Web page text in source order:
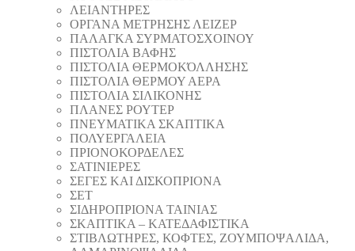
ΛΕΙΑΝΤΗΡEΣ
ΟΡΓΑΝΑ ΜΕΤΡΗΣΗΣ ΛΕΙΖΕΡ
ΠΑΛΑΓΚΑ ΣΥΡΜΑΤΟΣΧΟΙΝΟΥ
ΠΙΣΤΟΛΙΑ ΒΑΦΗΣ
ΠΙΣΤΟΛΙΑ ΘΕΡΜΟΚΌΛΛΗΣΗΣ
ΠΙΣΤΟΛΙΑ ΘΕΡΜΟΥ ΑΕΡΑ
ΠΙΣΤΟΛΙΑ ΣΙΛΙΚΟΝΗΣ
ΠΛΑΝΕΣ ΡΟΥΤΕΡ
ΠΝΕΥΜΑΤΙΚΑ ΣΚΑΠΤΙΚΑ
ΠΟΛΥΕΡΓΑΛΕΙΑ
ΠΡΙΟΝΟΚΟΡΔΕΛΕΣ
ΣΑΤΙΝΙΕΡΕΣ
ΣΕΓΕΣ ΚΑΙ ΔΙΣΚΟΠΡΙΟΝΑ
ΣΕΤ
ΣΙΔΗΡΟΠΡΙΟΝΑ ΤΑΙΝΙΑΣ
ΣΚΑΠΤΙΚΑ – ΚΑΤΕΔΑΦΙΣΤΙΚΑ
ΣΤΙΒΛΩΤΗΡΕΣ, ΚΟΦΤΕΣ, ΖΟΥΜΠΟΨΑΛΙΔΑ,